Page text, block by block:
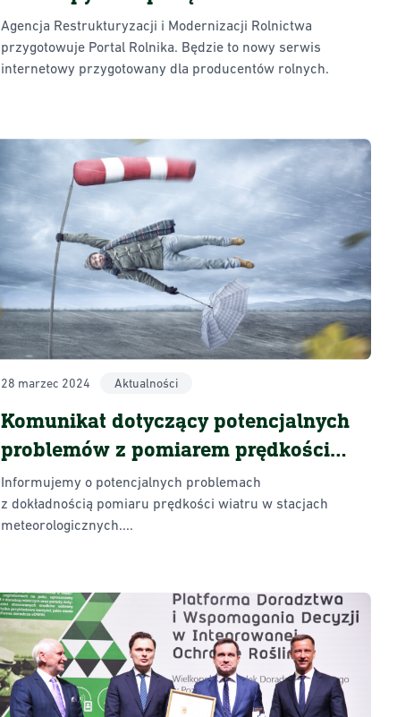
Agencja Restrukturyzacji i Modernizacji Rolnictwa
przygotowuje Portal Rolnika. Będzie to nowy serwis
internetowy przygotowany dla producentów rolnych.
28 marzec 2024 Aktualności
Komunikat dotyczący potencjalnych
problemów z pomiarem prędkości
wiatru w stacjach
meteorologicznych
Informujemy o potencjalnych problemach
z dokładnością pomiaru prędkości wiatru w stacjach
meteorologicznych....